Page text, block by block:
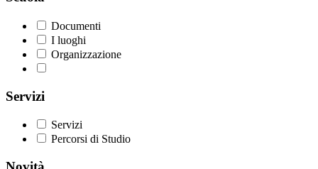
Documenti
I luoghi
Organizzazione
Servizi
Servizi
Percorsi di Studio